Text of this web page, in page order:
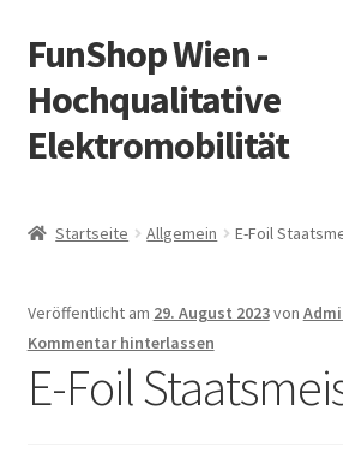
Zur
Navigation
springen
Zum
Inhalt
springen
FunShop Wien -
Hochqualitative
Elektromobilität
Vorsicht Internetbetrug
Über FunShop
Startseite Allgemein E-Foil
Veröffentlicht am 29. August 2023von
Kommentar hinterlassen
E-Foil